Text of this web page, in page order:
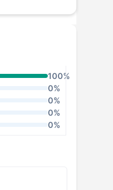
100%
0%
0%
0%
0%